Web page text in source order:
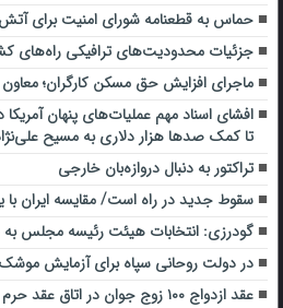
حماس به قطعنامه شورای امنیت برای
جزئیات محدودیت‌های ترافیکی راه‌های کشور تا ۱۹
ماجرای افزایش حق مسکن کارگران؛ معاون
افشای اسناد مهم عملیات‌های پنهان آمریکا
تا کمک صدها هزار دلاری به مسیح
تراکتور به دنبال دروازه‌بان خارجی
سقوط جدید در راه است/ مقایسه ایران با
گودرزی: انتخابات هیئت رئیسه مجلس
در دولت روحانی سپاه برای آزمایش
عقد ازدواج ۱۰۰ زوج جوان در اتاق عقد حرم حضرت معصومه(س)